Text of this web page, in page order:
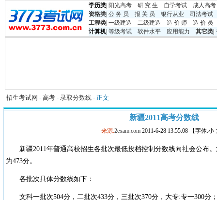
学历类 阳光高考 研 究 生 自学考试
成人高考
资格类 公 务 员 报 关 员 银行从业
司法考试
工程类 一级建造 二级建造 造 价 师
造 价 员
计算机| 等级考试 软件水平 应用能力 其它类
招生考试网 - 高考 - 录取分数线 - 正文
新疆2011高考分数线
来源:2exam.com 2011-6-28 13:55:08 【字体:小
新疆2011年普通高校招生各批次最低投档控制分数线向社会公布
为473分。
各批次具体分数线如下：
文科一批次504分，二批次433分，三批次370分，大专:专一300分